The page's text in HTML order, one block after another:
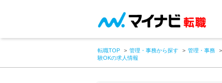
転職TOP 管理・事務から探す
管理・事務
験OKの求人情報